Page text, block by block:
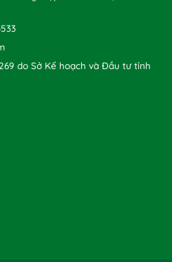
do Sở Kế hoạch và Đầu tư tỉnh